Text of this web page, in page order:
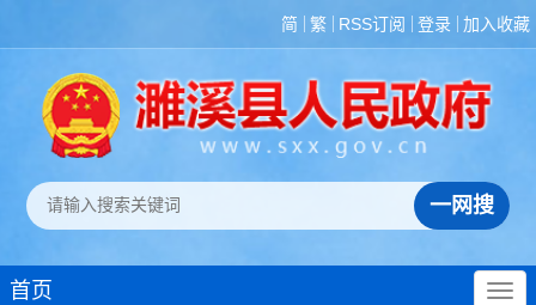
简 繁 RSS订阅 登录 加入收藏
首页